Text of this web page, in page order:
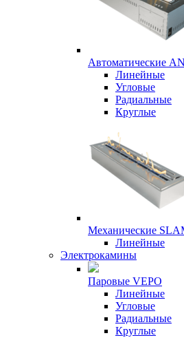
Автоматические
Линейные
Угловые
Радиальные
Круглые
Механические
Линейные
Электрокамины
Паровые VEPO
Линейные
Угловые
Радиальные
Круглые